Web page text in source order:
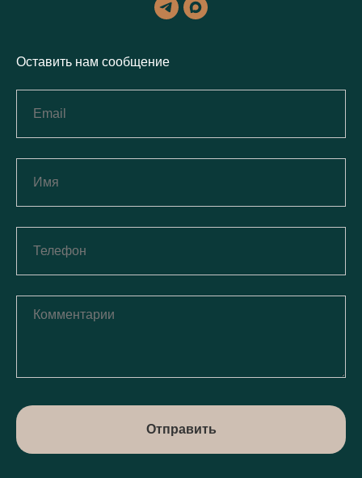
Оставить нам сообщение
Отправить